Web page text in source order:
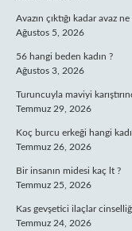
Avazın çıktığı kadar avaz
Ağustos 5, 2026
56 hangi beden kadın ?
Ağustos 3, 2026
Turuncuyla maviyi
Temmuz 29, 2026
Koç burcu erkeği hangi
Temmuz 26, 2026
Bir insanın midesi kaç lt ?
Temmuz 25, 2026
Kas gevşetici ilaçlar
Temmuz 24, 2026